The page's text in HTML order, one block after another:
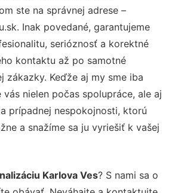
ste na správnej adrese –
Inak povedané, garantujeme
serióznosť a korektné
kontaktu až po samotné
zákazky. Keďže aj my sme iba
nielen počas spolupráce, ale aj
prípadnej nespokojnosti, ktorú
a snažíme sa ju vyriešiť k vašej
Karlova Ves? S nami sa o